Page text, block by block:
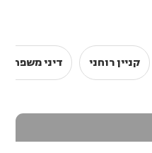
קניין רוחני דיני משפחה